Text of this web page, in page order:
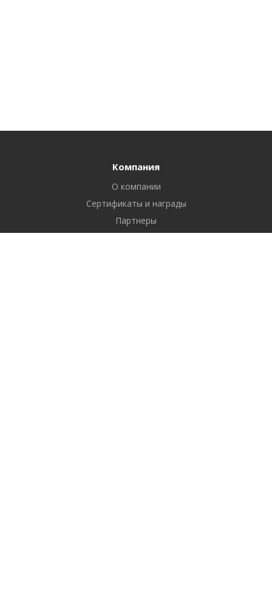
Компания
О компании
Сертификаты и награды
Партнеры